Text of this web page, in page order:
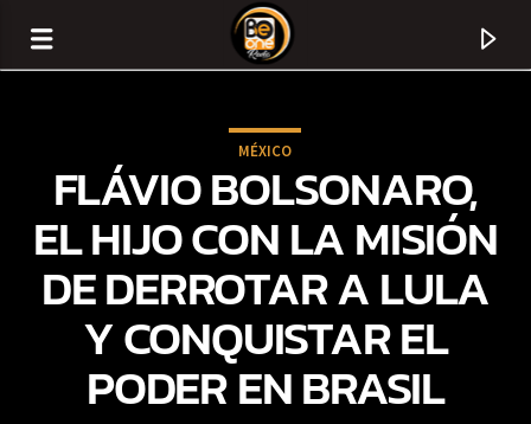
MÉXICO
FLÁVIO BOLSONARO,
EL HIJO CON LA MISIÓN
DE DERROTAR A LULA
Y CONQUISTAR EL
PODER EN BRASIL